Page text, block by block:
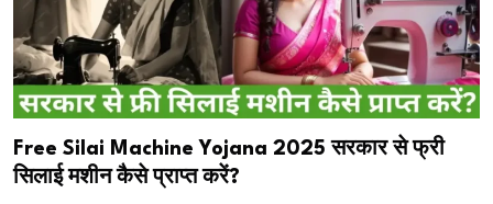
Free Silai Machine Yojana 2025 सरकार से फ्री
सिलाई मशीन कैसे प्राप्त करें?